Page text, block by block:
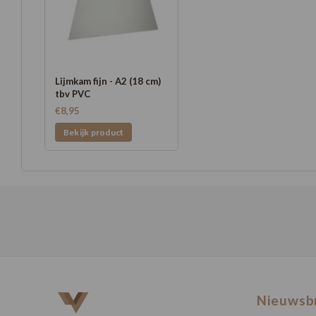
Lijmkam fijn - A2 (18 cm)
tbv PVC
€8,95
Bekijk product